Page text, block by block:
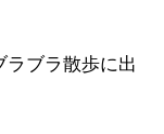
ブラ散歩に出